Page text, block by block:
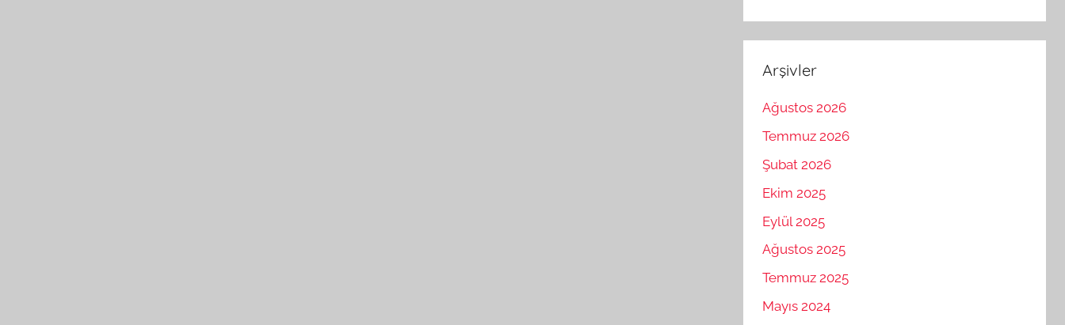
Arşivler
Ağustos 2026
Temmuz 2026
Şubat 2026
Ekim 2025
Eylül 2025
Ağustos 2025
Temmuz 2025
Mayıs 2024